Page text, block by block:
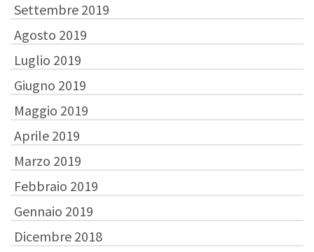
Settembre 2019
Agosto 2019
Luglio 2019
Giugno 2019
Maggio 2019
Aprile 2019
Marzo 2019
Febbraio 2019
Gennaio 2019
Dicembre 2018